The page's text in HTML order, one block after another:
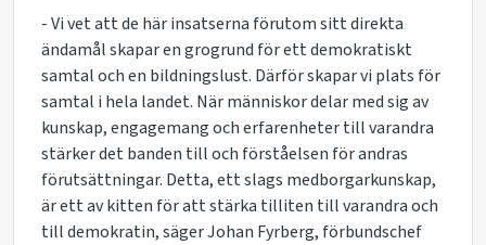
- Vi vet att de här insatserna förutom sitt direkta
ändamål skapar en grogrund för ett demokratiskt
samtal och en bildningslust. Därför skapar vi plats för
samtal i hela landet. När människor delar med sig av
kunskap, engagemang och erfarenheter till varandra
stärker det banden till och förståelsen för andras
förutsättningar. Detta, ett slags medborgarkunskap,
är ett av kitten för att stärka tilliten till varandra och
till demokratin, säger Johan Fyrberg, förbundschef